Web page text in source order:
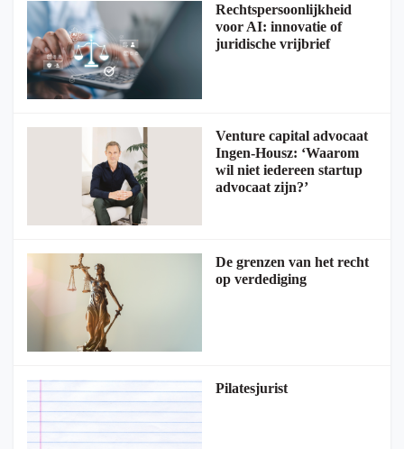
Rechtspersoonlijkheid
voor AI: innovatie of
juridische vrijbrief
Venture capital advocaat
Ingen-Housz: ‘Waarom
wil niet iedereen startup
advocaat zijn?’
De grenzen van het recht
op verdediging
Pilatesjurist